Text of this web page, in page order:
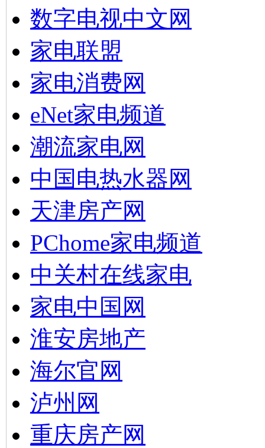
数字电视中文网
家电联盟
家电消费网
eNet家电频道
潮流家电网
中国电热水器网
天津房产网
PChome家电频道
中关村在线家电
家电中国网
淮安房地产
海尔官网
泸州网
重庆房产网